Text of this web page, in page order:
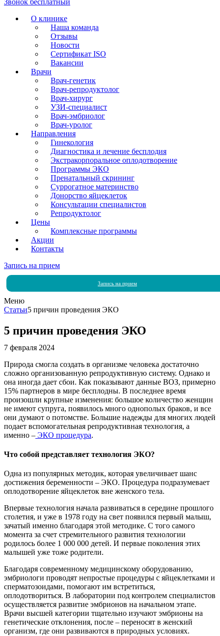
Звонок бесплатный
О клинике
Наша команда
Отзывы
Новости
Сертификат ISO
Вакансии
Врачи
Врач-генетик
Врач-репродуктолог
Врач-хирург
УЗИ-специалист
Врач-эмбриолог
Врач-уролог
Направления
Гинекология
Диагностика и лечение бесплодия
Экстракорпоральное оплодотворение
Программы ЭКО
Пренатальный скрининг
Суррогатное материнство
Донорство яйцеклеток
Консультации специалистов
Репродуктолог
Цены
Комплексные программы
Акции
Контакты
Запись на прием
Запись на прием
Меню
Статьи5 причин проведения ЭКО
5 причин проведения ЭКО
7 февраля 2024
Природа смогла создать в организме человека достаточно
сложно организованную репродуктивную систему. Однако и
она иногда дает сбои. Как показывают данные ВОЗ, примерно
15% партнеров в мире бесплодны. В последнее время
произошли крупные изменения: большое количество женщин
не имеют супруга, появилось много однополых браков, и все
они думают о потомстве. Большие надежды для многих людей
подает вспомогательная репродуктивная технология, а
именно – ЭКО процедура.
Что собой представляет технология ЭКО?
Одна из популярных методик, которая увеличивает шанс
достижения беременности – ЭКО. Процедура подразумевает
оплодотворение яйцеклеток вне женского тела.
Впервые технология начала развиваться в середине прошлого
столетия, и уже в 1978 году на свет появился первый малыш,
зачатый именно благодаря этой методике. С того самого
момента за счет стремительного развития технологии
родилось более 1 000 000 детей. И первые поколения этих
малышей уже тоже родители.
Благодаря современному медицинскому оборудованию,
эмбриологи проводят непростые процедуры с яйцеклетками и
сперматозоидами, помогают им встретиться,
оплодотвориться. В лаборатории под контролем специалистов
осуществляется развитие эмбрионов на начальном этапе.
Врачи высшей категории тщательно изучают эмбрионы на
генетические отклонения, после – переносят в женский
организм, где они развиваются в природных условиях.